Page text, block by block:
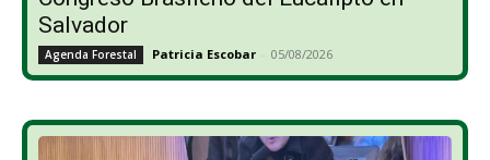
Salvador
Agenda Forestal Patricia Escobar - 05/08/2026